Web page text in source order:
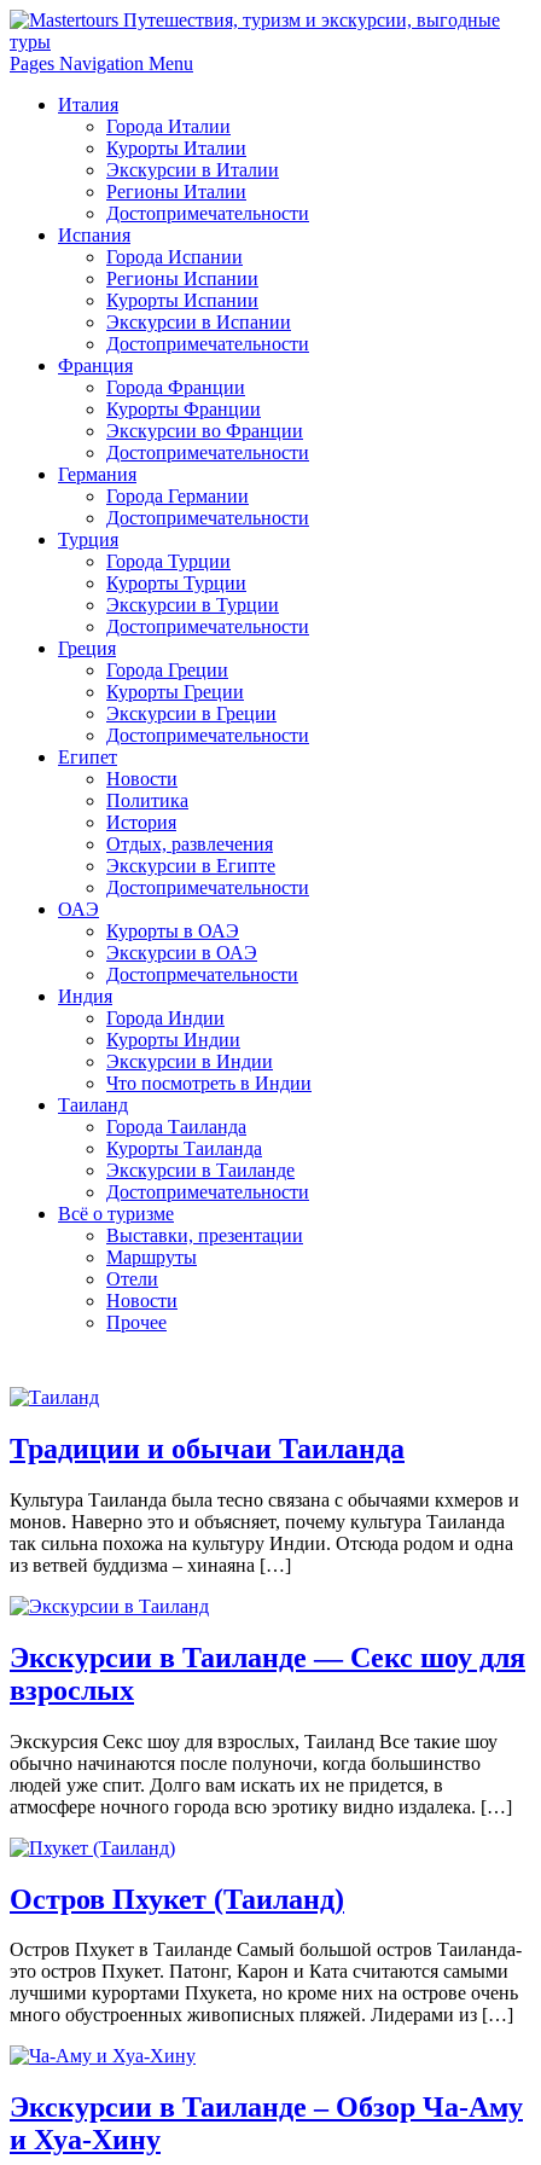
Pages Navigation Menu
Италия
Города Италии
Курорты Италии
Экскурсии в Италии
Регионы Италии
Достопримечательности
Испания
Города Испании
Регионы Испании
Курорты Испании
Экскурсии в Испании
Достопримечательности
Франция
Города Франции
Курорты Франции
Экскурсии во Франции
Достопримечательности
Германия
Города Германии
Достопримечательности
Турция
Города Турции
Курорты Турции
Экскурсии в Турции
Достопримечательности
Греция
Города Греции
Курорты Греции
Экскурсии в Греции
Достопримечательности
Египет
Новости
Политика
История
Отдых, развлечения
Экскурсии в Египте
Достопримечательности
ОАЭ
Курорты в ОАЭ
Экскурсии в ОАЭ
Достопрмечательности
Индия
Города Индии
Курорты Индии
Экскурсии в Индии
Что посмотреть в Индии
Таиланд
Города Таиланда
Курорты Таиланда
Экскурсии в Таиланде
Достопримечательности
Всё о туризме
Выставки, презентации
Маршруты
Отели
Новости
Прочее
Традиции и обычаи Таиланда
Культура Таиланда была тесно связана с обычаями кхмеров и
монов. Наверно это и объясняет, почему культура Таиланда
так сильна похожа на культуру Индии. Отсюда родом и одна
из ветвей буддизма – хинаяна […]
Экскурсии в Таиланде — Секс шоу для
взрослых
Экскурсия Секс шоу для взрослых, Таиланд Все такие шоу
обычно начинаются после полуночи, когда большинство
людей уже спит. Долго вам искать их не придется, в
атмосфере ночного города всю эротику видно издалека. […]
Остров Пхукет (Таиланд)
Остров Пхукет в Таиланде Самый большой остров Таиланда-
это остров Пхукет. Патонг, Карон и Ката считаются самыми
лучшими курортами Пхукета, но кроме них на острове очень
много обустроенных живописных пляжей. Лидерами из […]
Экскурсии в Таиланде – Обзор Ча-Аму
и Хуа-Хину